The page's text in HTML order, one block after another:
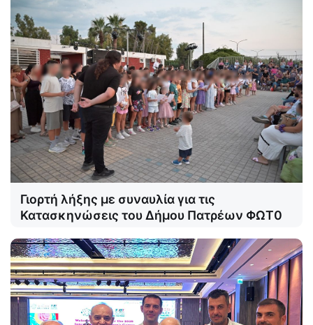
Γιορτή λήξης με συναυλία για τις
Κατασκηνώσεις του Δήμου Πατρέων ΦΩΤ0